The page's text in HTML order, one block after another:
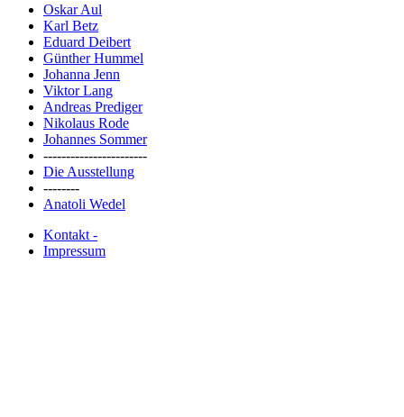
Oskar Aul
Karl Betz
Eduard Deibert
Günther Hummel
Johanna Jenn
Viktor Lang
Andreas Prediger
Nikolaus Rode
Johannes Sommer
-----------------------
Die Ausstellung
--------
Anatoli Wedel
Kontakt -
Impressum